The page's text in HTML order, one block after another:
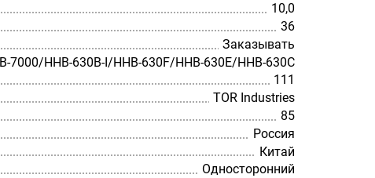
10,0
36
Заказывать
7000/HHB-630B-I/HHB-630F/HHB-630E/HHB-630C
111
TOR Industries
85
Россия
Китай
Односторонний